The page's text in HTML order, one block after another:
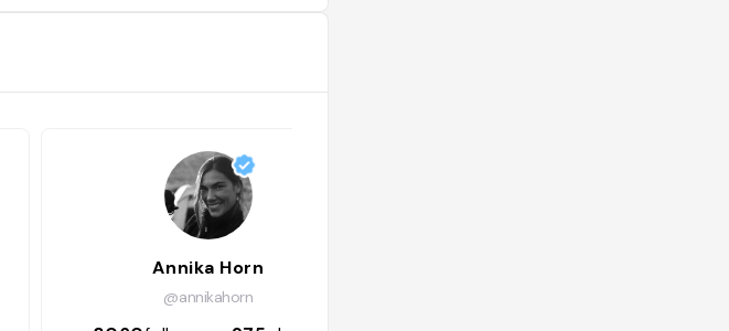
Annika Horn
@annikahorn